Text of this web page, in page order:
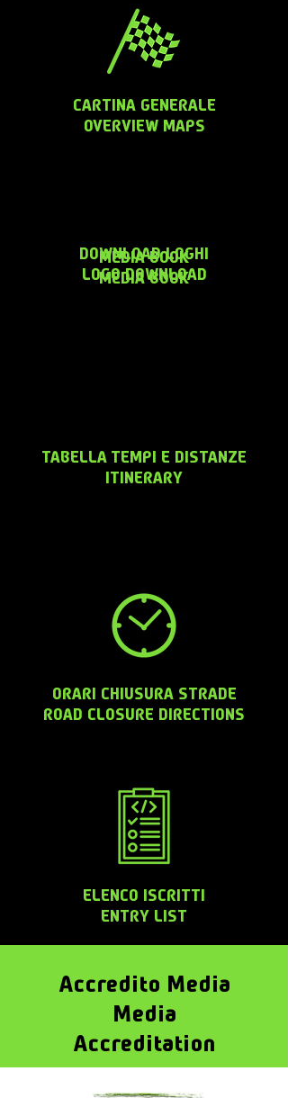
CARTINA GENERALE
OVERVIEW MAPS
DOWNLOAD LOGHI
LOGO DOWNLOAD
MEDIA BOOK
MEDIA BOOK
TABELLA TEMPI E DISTANZE
ITINERARY
ORARI CHIUSURA STRADE
ROAD CLOSURE DIRECTIONS
ELENCO ISCRITTI
ENTRY LIST
Accredito Media
Media
Accreditation